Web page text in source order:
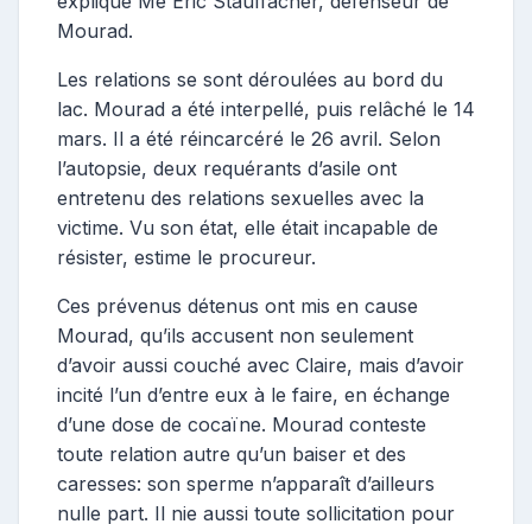
Mourad.
Les relations se sont déroulées au bord du
lac. Mourad a été interpellé, puis relâché le 14
mars. Il a été réincarcéré le 26 avril. Selon
l’autopsie, deux requérants d’asile ont
entretenu des relations sexuelles avec la
victime. Vu son état, elle était incapable de
résister, estime le procureur.
Ces prévenus détenus ont mis en cause
Mourad, qu’ils accusent non seulement
d’avoir aussi couché avec Claire, mais d’avoir
incité l’un d’entre eux à le faire, en échange
d’une dose de cocaïne. Mourad conteste
toute relation autre qu’un baiser et des
caresses: son sperme n’apparaît d’ailleurs
nulle part. Il nie aussi toute sollicitation pour